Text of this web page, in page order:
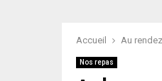
Accueil Au
Nos repas